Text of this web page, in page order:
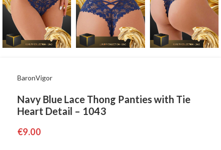
BaronVigor
Navy Blue Lace Thong Panties with Tie
Heart Detail – 1043
€9.00